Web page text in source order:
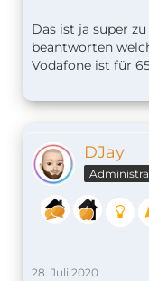
Das ist ja super
beantworten
Vodafone ist für
DJay
28. Juli 2020